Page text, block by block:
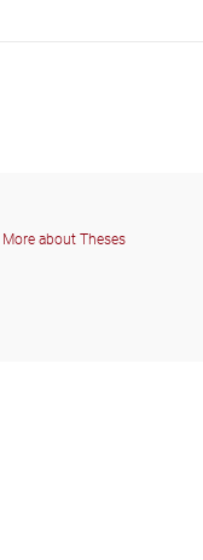
More about Theses